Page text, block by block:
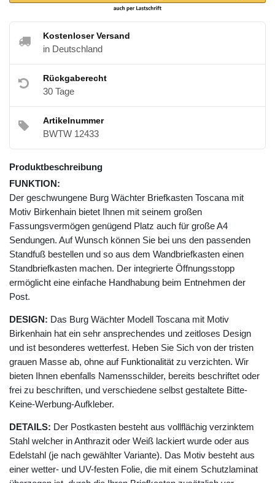
Kostenloser Versand
in Deutschland
Rückgaberecht
30 Tage
Artikelnummer
BWTW 12433
Produktbeschreibung
FUNKTION:
Der geschwungene Burg Wächter Briefkasten Toscana mit
Motiv Birkenhain bietet Ihnen mit seinem großen
Fassungsvermögen genügend Platz auch für große A4
Sendungen. Auf Wunsch können Sie bei uns den passenden
Standfuß bestellen und so aus dem Wandbriefkasten einen
Standbriefkasten machen. Der integrierte Öffnungsstopp
ermöglicht eine einfache Handhabung beim Entnehmen der
Post.
DESIGN: Das Burg Wächter Modell Toscana mit Motiv
Birkenhain hat ein sehr ansprechendes und zeitloses Design
und ist besonderes wetterfest. Heben Sie Sich von der tristen
grauen Masse ab, ohne auf Funktionalität zu verzichten. Wir
bieten Ihnen ebenfalls Namensschilder, bereits beschriftet oder
frei zu beschriften, und verschiedene selbst gestaltete Bitte-
Keine-Werbung-Aufkleber.
DETAILS: Der Postkasten besteht aus vollflächig verzinktem
Stahl welcher in Anthrazit oder Weiß lackiert wurde oder aus
Edelstahl (je nach gewählter Variante). Das Motiv besteht aus
einer wetter- und UV-festen Folie, die mit einem Schutzlaminat